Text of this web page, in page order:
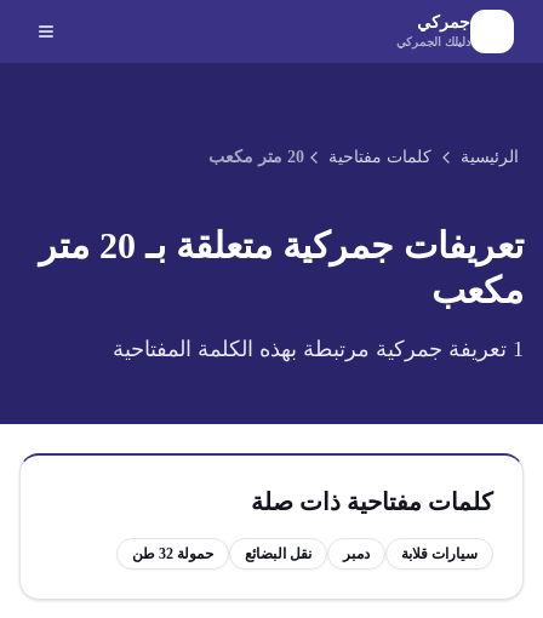
الانتقال إلى المحتوى الرئيسي
جمركي
دليلك الجمركي
الرئيسية كلمات مفتاحية 20 متر مكعب
تعريفات جمركية متعلقة بـ
20 متر
مكعب
1 تعريفة جمركية مرتبطة بهذه الكلمة المفتاحية
كلمات مفتاحية ذات صلة
سيارات قلابة دمبر نقل البضائع حمولة 32 طن